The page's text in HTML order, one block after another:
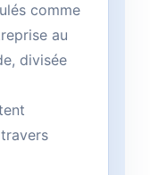
comme
au
divisée